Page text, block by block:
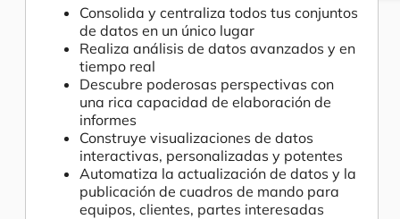
Consolida y centraliza todos tus conjuntos
de datos en un único lugar
Realiza análisis de datos avanzados y en
tiempo real
Descubre poderosas perspectivas con
una rica capacidad de elaboración de
informes
Construye visualizaciones de datos
interactivas, personalizadas y potentes
Automatiza la actualización de datos y la
publicación de cuadros de mando para
equipos, clientes, partes interesadas